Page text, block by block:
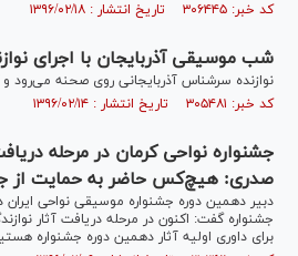
کد خبر: ۳۰۶۴۴۵ تاریخ انتشار : ۱۳۹۶/۰۲/۱۸
شب موسیقی آذربایجان با اجرای
نوازنده سرشناس آذربایجانی روی صحنه می‌رود و
کد خبر: ۳۰۵۴۸۱ تاریخ انتشار : ۱۳۹۶/۰۲/۱۴
جشنواره نواحی کرمان در مرحله
صدری: هيچ‌كس حاضر به حمایت از
دبیر دهمین دوره جشنواره موسیقی نواحی ايران
جشنواره گفت: اکنون در مرحله دریافت آثار
برای داوری اولیه آثار دهمين دوره جشنواره